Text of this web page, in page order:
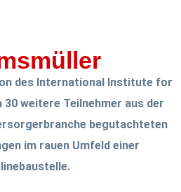
des International Institute for
30 weitere Teilnehmer aus der
begutachteten
im rauen Umfeld einer